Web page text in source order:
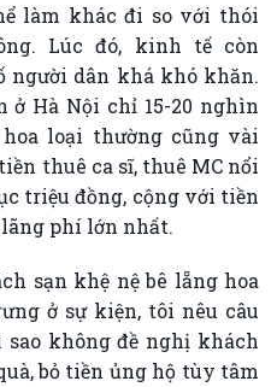
làm khác đi so với thói
Lúc đó, kinh tế còn
người dân khá khó khăn.
ở Hà Nội chỉ 15-20 nghìn
loại thường cũng vài
thuê ca sĩ, thuê MC nổi
triệu đồng, cộng với tiền
phí lớn nhất.
sạn khệ nệ bê lẵng hoa
ở sự kiện, tôi nêu câu
không đề nghị khách
bỏ tiền ủng hộ tùy tâm